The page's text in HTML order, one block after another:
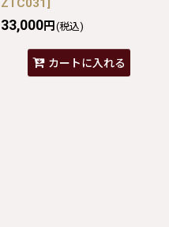
ZTC031 ]
33,000円 (税込)
カートに入れる